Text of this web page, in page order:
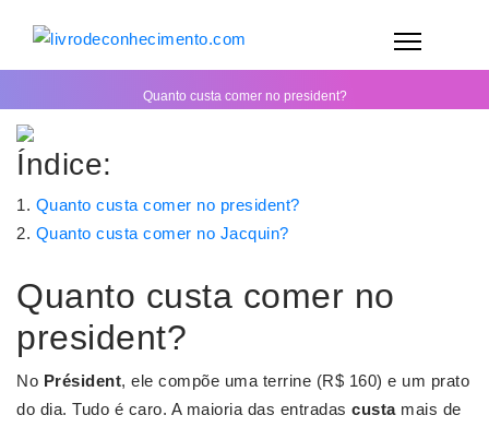
Quanto custa comer no president?
Índice:
Quanto custa comer no president?
Quanto custa comer no Jacquin?
Quanto custa comer no
president?
No Président, ele compõe uma terrine (R$ 160) e um prato
do dia. Tudo é caro. A maioria das entradas custamais de